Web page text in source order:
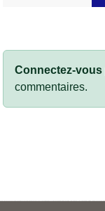
Connectez-vous
commentaires.